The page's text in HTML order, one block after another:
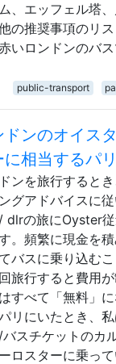
、エッフェル塔
の推奨事項のリ
いロンドンのバ
public-transport
ドンのオイス
に相当するパ
ンを旅行すると
グアドバイスに
dlrの旅にOyster
。頻繁に現金を
バスに乗り込む
旅行すると費用
すべて「無料」
リにいたとき、
バスチケットのカ
ロスターに乗っ